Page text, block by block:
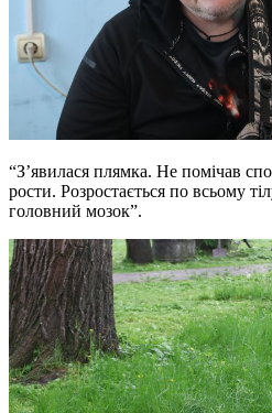
“З’явилася плямка. Не помічав
рости. Розростається по всьому
головний мозок”.